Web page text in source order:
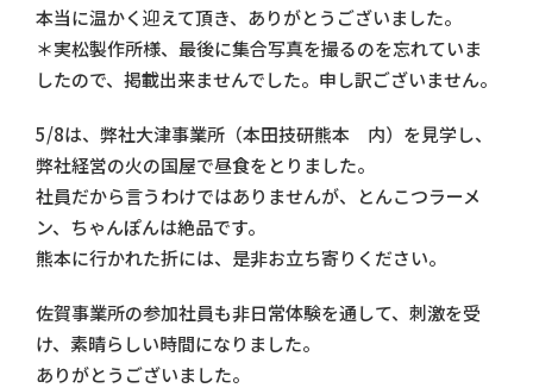
本当に温かく迎えて頂き、ありがとうございました。
＊実松製作所様、最後に集合写真を撮るのを忘れていま
したので、掲載出来ませんでした。申し訳ございません。
5/8は、弊社大津事業所（本田技研熊本 内）を見学し、
弊社経営の火の国屋で昼食をとりました。
社員だから言うわけではありませんが、とんこつラーメ
ン、ちゃんぽんは絶品です。
熊本に行かれた折には、是非お立ち寄りください。
佐賀事業所の参加社員も非日常体験を通して、刺激を受
け、素晴らしい時間になりました。
ありがとうございました。